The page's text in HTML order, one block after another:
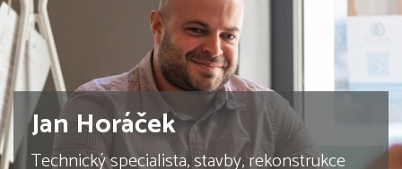
Jan Horáček
Technický specialista, stavby, rekonstrukce